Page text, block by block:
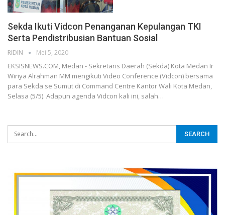
Sekda Ikuti Vidcon Penanganan Kepulangan TKI
Serta Pendistribusian Bantuan Sosial
RIDIN Mei 5, 2020
EKSISNEWS.COM, Medan - Sekretaris Daerah (Sekda) Kota Medan Ir
Wiriya Alrahman MM mengikuti Video Conference (Vidcon) bersama
para Sekda se Sumut di Command Centre Kantor Wali Kota Medan,
Selasa (5/5). Adapun agenda Vidcon kali ini, salah…